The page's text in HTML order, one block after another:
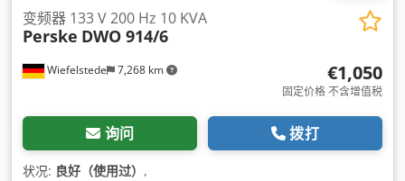
Wiefelstede 7,268 km
变频器 133 V 200 Hz 10 KVA
Perske DWO 914/6
€1,050
固定价格 不含增值税
询问 拨打
状况: 良好（使用过） ,